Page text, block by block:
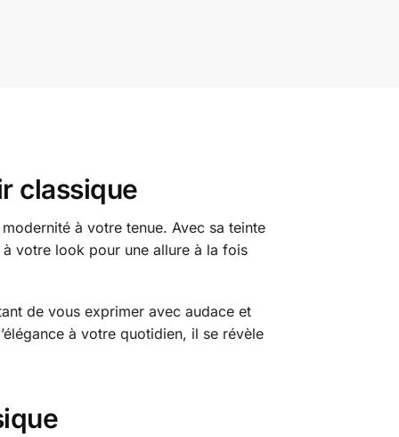
classique
à votre tenue. Avec sa teinte
votre look pour une allure à la fois
de vous exprimer avec audace et
à votre quotidien, il se révèle